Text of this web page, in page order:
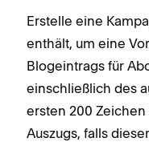
Erstelle eine
enthält, um eine
Blogeintrags für
einschließlich des
ersten 200
Auszugs, falls